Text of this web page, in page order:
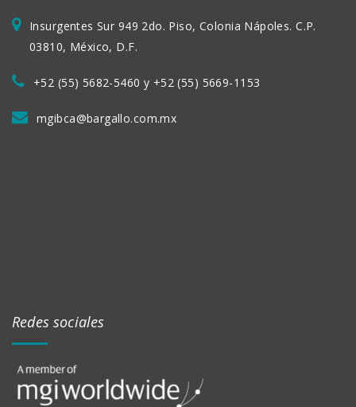
Insurgentes Sur 949 2do. Piso, Colonia Nápoles. C.P.
03810, México, D.F.
+52 (55) 5682-5460 y +52 (55) 5669-1153
mgibca@bargallo.com.mx
Redes sociales